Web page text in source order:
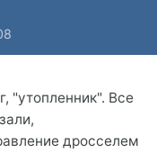
"утопленник". Все
дросселем